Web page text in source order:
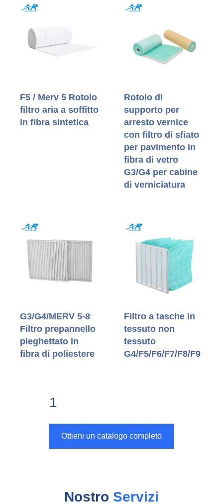
F5 / Merv 5 Rotolo
filtro aria a soffitto
in fibra sintetica
Rotolo di
supporto per
arresto vernice
con filtro di sfiato
per pavimento in
fibra di vetro
G3/G4 per cabine
di verniciatura
G3/G4/MERV 5-8
Filtro prepannello
pieghettato in
fibra di poliestere
Filtro a tasche in
tessuto non
tessuto
G4/F5/F6/F7/F8/F9
1
Ottieni un catalogo completo
Nostro Servizi